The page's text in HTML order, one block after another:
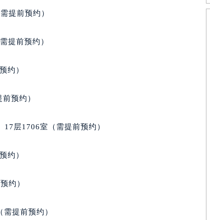
预约）
907室（需提前预约）
需提前预约）
需提前预约）
（需提前预约）
约）
层09室（需提前预约）
室（需提前预约）
提前预约）
提前预约）
约）
预约）
层1706室（需提前预约）
约）
约）
提前预约）